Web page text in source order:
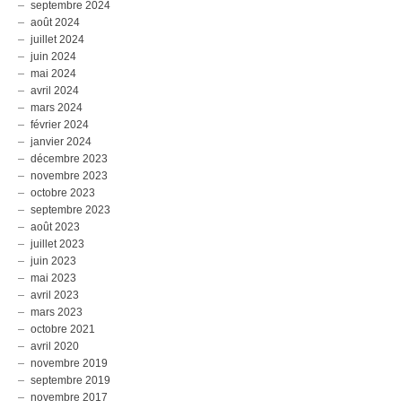
septembre 2024
août 2024
juillet 2024
juin 2024
mai 2024
avril 2024
mars 2024
février 2024
janvier 2024
décembre 2023
novembre 2023
octobre 2023
septembre 2023
août 2023
juillet 2023
juin 2023
mai 2023
avril 2023
mars 2023
octobre 2021
avril 2020
novembre 2019
septembre 2019
novembre 2017